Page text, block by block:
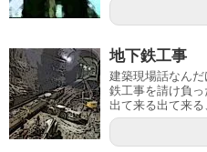
地下鉄工事
建築現場話なん
鉄工事を請け負っ
出て来る出て来る